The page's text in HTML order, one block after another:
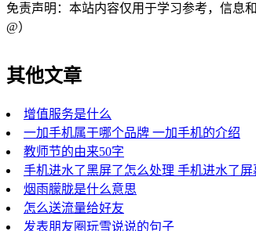
免责声明：本站内容仅用于学习参考，信息
@）
其他文章
增值服务是什么
一加手机属于哪个品牌 一加手机的介绍
教师节的由来50字
手机进水了黑屏了怎么处理 手机进水了
烟雨朦胧是什么意思
怎么送流量给好友
发表朋友圈玩雪说说的句子